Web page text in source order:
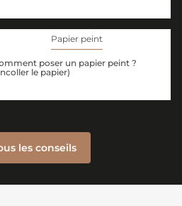
Papier peint
poser un papier peint ?
le papier)
les conseils